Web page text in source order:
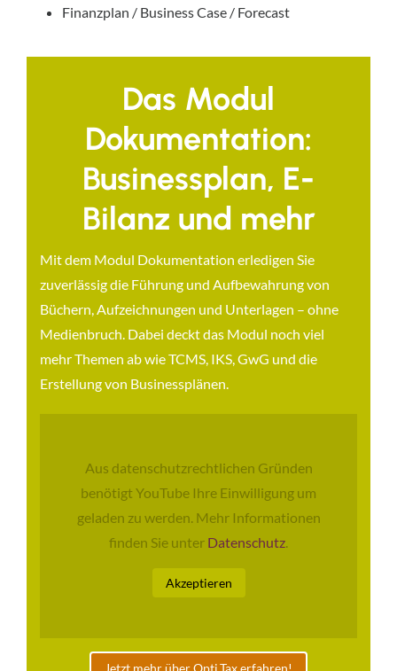
Finanzplan / Business Case / Forecast
Das Modul
Dokumentation:
Businessplan, E-
Bilanz und mehr
Mit dem Modul Dokumentation erledigen Sie
zuverlässig die Führung und Aufbewahrung von
Büchern, Aufzeichnungen und Unterlagen – ohne
Medienbruch. Dabei deckt das Modul noch viel
mehr Themen ab wie TCMS, IKS, GwG und die
Erstellung von Businessplänen.
Aus datenschutzrechtlichen Gründen
benötigt YouTube Ihre Einwilligung um
geladen zu werden. Mehr Informationen
finden Sie unter Datenschutz
Akzeptieren